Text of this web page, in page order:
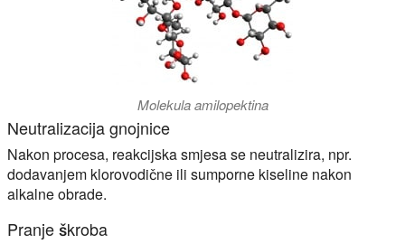
Molekula amilopektina
Neutralizacija gnojnice
Nakon procesa, reakcijska smjesa se neutralizira, npr.
dodavanjem klorovodične ili sumporne kiseline nakon
alkalne obrade.
Pranje škroba